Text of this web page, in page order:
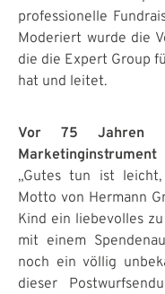
professionelle
Moderiert wurde die
die die Expert Group
hat und leitet.
Vor 75 Jahren
Marketinginstrument
„Gutes tun ist
Motto von Hermann
Kind ein liebevolles
mit einem
noch ein völlig
dieser